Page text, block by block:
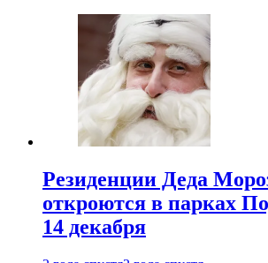
Резиденции Деда
откроются в парках
14 декабря